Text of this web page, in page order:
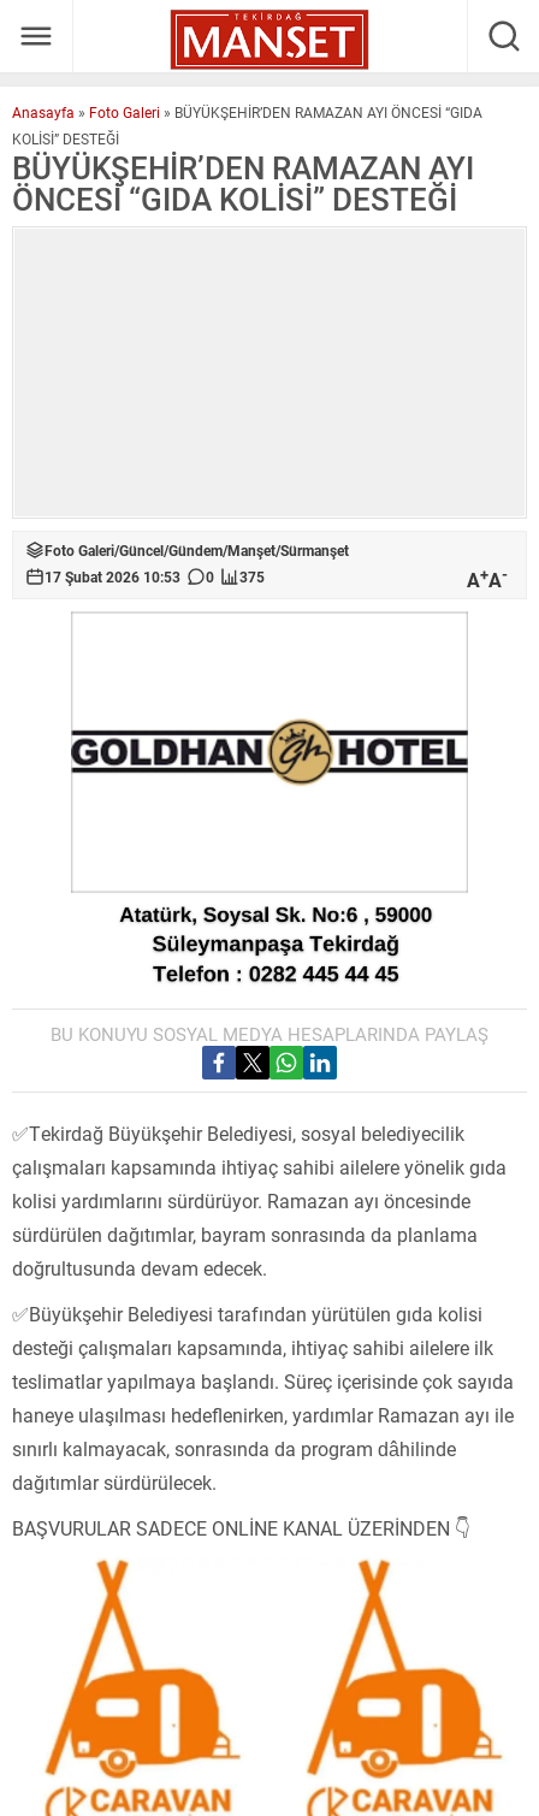
Anasayfa » Foto Galeri » BÜYÜKŞEHİR’DEN RAMAZAN AYI ÖNCESİ “GIDA
KOLİSİ” DESTEĞİ
BÜYÜKŞEHİR’DEN RAMAZAN AYI
ÖNCESİ “GIDA KOLİSİ” DESTEĞİ
Foto Galeri/Güncel/Gündem/Manşet/Sürmanşet
17 Şubat 2026 10:53
0 375 A+A-
BU KONUYU SOSYAL MEDYA HESAPLARINDA PAYLAŞ
✅️Tekirdağ Büyükşehir Belediyesi, sosyal belediyecilik
çalışmaları kapsamında ihtiyaç sahibi ailelere yönelik gıda
kolisi yardımlarını sürdürüyor. Ramazan ayı öncesinde
sürdürülen dağıtımlar, bayram sonrasında da planlama
doğrultusunda devam edecek.
✅️Büyükşehir Belediyesi tarafından yürütülen gıda kolisi
desteği çalışmaları kapsamında, ihtiyaç sahibi ailelere ilk
teslimatlar yapılmaya başlandı. Süreç içerisinde çok sayıda
haneye ulaşılması hedeflenirken, yardımlar Ramazan ayı ile
sınırlı kalmayacak, sonrasında da program dâhilinde
dağıtımlar sürdürülecek.
BAŞVURULAR SADECE ONLİNE KANAL ÜZERİNDEN 👇